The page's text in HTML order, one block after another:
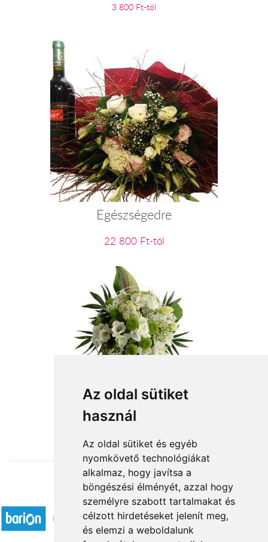
Az oldal sütiket
használ
Az oldal sütiket és egyéb
nyomkövető technológiákat
alkalmaz, hogy javítsa a
böngészési élményét, azzal hogy
személyre szabott tartalmakat és
célzott hirdetéseket jelenít meg,
és elemzi a weboldalunk
3 800 Ft-tól
Egészségedre
22 800 Ft-tól
Nagyi kedvence
29 200 Ft-tól
Elfogadott fizetési módok